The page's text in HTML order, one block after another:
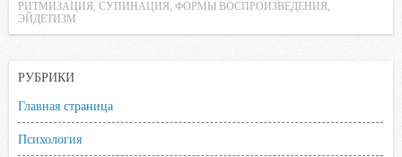
o
k
r
p
p
u
a
s
k
РИТМИЗАЦИЯ
СУПИНАЦИЯ ФОРМЫ ВОСПРОИЗВЕДЕНИЯ
ЭЙДЕТИЗМ
РУБРИКИ
Главная страница
Психология